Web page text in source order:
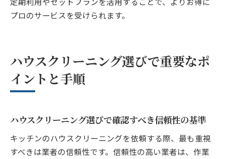
プロのサービスを受けられます。
ハウスクリーニング選びで重要なポ
イントと手順
ハウスクリーニング選びで確認すべき信頼性の基準
キッチンのハウスクリーニングを依頼する際、最も重視
すべきは業者の信頼性です。信頼性の高い業者は、作業